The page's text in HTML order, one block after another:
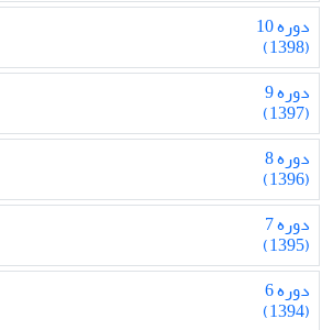
دوره 10
(1398)
دوره 9
(1397)
دوره 8
(1396)
دوره 7
(1395)
دوره 6
(1394)